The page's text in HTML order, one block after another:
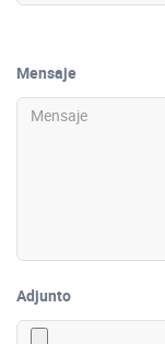
Mensaje
Adjunto